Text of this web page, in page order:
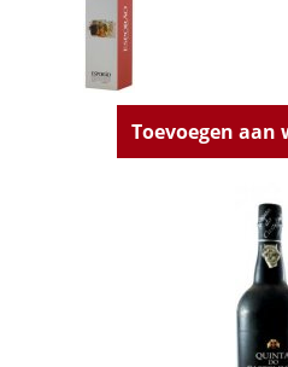
Toevoegen aan